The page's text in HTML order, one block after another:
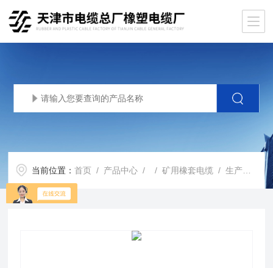
当前位置：首页 / 产品中心 / /矿用橡套电缆 / 生产基地MYQ电缆 MYQ矿用电缆 MYQ橡套电缆